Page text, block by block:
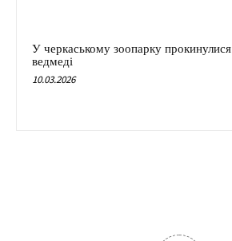
У черкаському зоопарку прокинулися
ведмеді
10.03.2026